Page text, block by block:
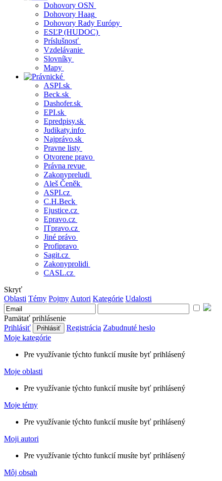
Dohovory OSN
Dohovory Haag
Dohovory Rady Európy
ESĽP (HUDOC)
Príslušnosť
Vzdelávanie
Slovníky
Mapy
ASPI.sk
Beck.sk
Dashofer.sk
EPI.sk
Epredpisy.sk
Judikaty.info
Najprávo.sk
Pravne listy
Otvorene pravo
Právna revue
Zakonypreludi
Aleš Čeněk
ASPI.cz
C.H.Beck
Ejustice.cz
Epravo.cz
ITpravo.cz
Jiné právo
Profipravo
Sagit.cz
Zakonyprolidi
CASL.cz
Skryť
Oblasti Témy Pojmy Autori Kategórie Udalosti
Pamätať prihlásenie
Prihlásiť
Registrácia Zabudnuté heslo
Moje kategórie
Pre využívanie týchto funkcií musíte byť prihlásený
Moje oblasti
Pre využívanie týchto funkcií musíte byť prihlásený
Moje témy
Pre využívanie týchto funkcií musíte byť prihlásený
Moji autori
Pre využívanie týchto funkcií musíte byť prihlásený
Môj obsah